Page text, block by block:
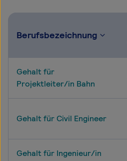
Berufsbezeichnung
Gehalt für
Projektleiter/in Bahn
Gehalt für Civil Engineer
Gehalt für Ingenieur/in